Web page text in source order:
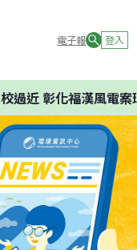
電子報 登入
近 彰化福漢風電案環